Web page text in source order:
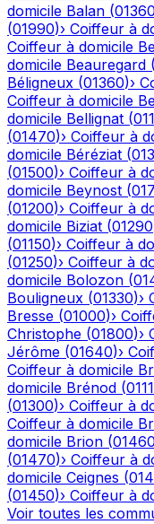
domicile Balan (01360
(01990)› Coiffeur à
Coiffeur à domicile
domicile Beauregard (
Béligneux (01360)›
Coiffeur à domicile
domicile Bellignat (
(01470)› Coiffeur à
domicile Béréziat (
(01500)› Coiffeur à
domicile Beynost (
(01200)› Coiffeur à
domicile Biziat (01290
(01150)› Coiffeur à
(01250)› Coiffeur à
domicile Bolozon (
Bouligneux (01330)›
Bresse (01000)›
Christophe (01800)›
Jérôme (01640)›
Coiffeur à domicile
domicile Brénod (
(01300)› Coiffeur à
Coiffeur à domicile
domicile Brion (01460
(01470)› Coiffeur à
domicile Ceignes (
(01450)› Coiffeur à
Voir toutes les